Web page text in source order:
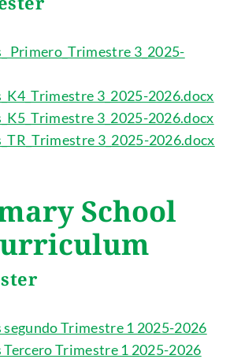
Primero_Trimestre 3_2025-
3_2025-2026.docx
3_2025-2026.docx
3_2025-2026.docx
School
segundo Trimestre 1 2025-2026
Tercero Trimestre 1 2025-2026